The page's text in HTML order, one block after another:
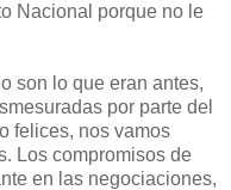
Nacional porque no le
son lo que eran antes,
por parte del
felices, nos vamos
Los compromisos de
en las negociaciones,